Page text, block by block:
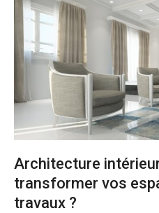
Architecture
transformer vos
travaux ?